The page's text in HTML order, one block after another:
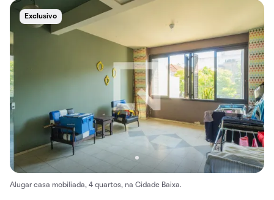
Exclusivo
Alugar casa mobiliada, 4 quartos, na Cidade Baixa.